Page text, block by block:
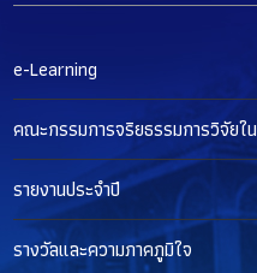
e-Learning
คณะกรรมการจริยธรรมการวิจัยใ
รายงานประจำปี
รางวัลและความภาคภูมิใจ